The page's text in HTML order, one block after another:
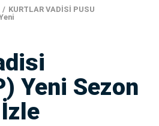
KURTLAR VADİSİ PUSU
Yeni Sezon